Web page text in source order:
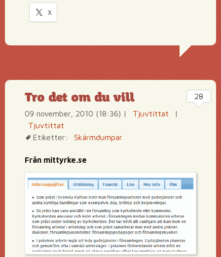
X
Tro det om du vill
09 november, 2010 (18:36) | Tjuvtittat
|
Tjuvtittat
Etiketter:
Skärmdumpar
Från mittyrke.se
28